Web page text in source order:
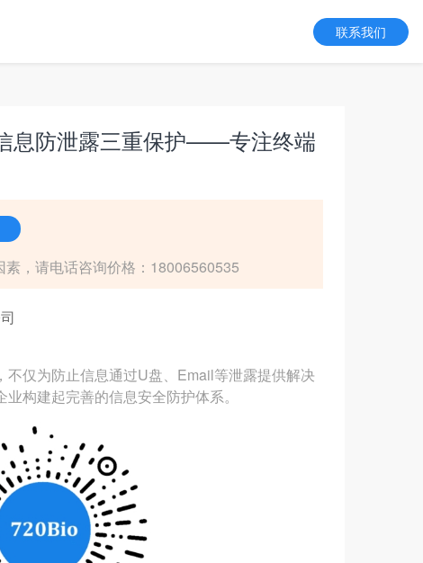
联系我们
息防泄露三重保护——专注终端
，请电话咨询价格：18006560535
不仅为防止信息通过U盘、Email等泄露提供解决
构建起完善的信息安全防护体系。